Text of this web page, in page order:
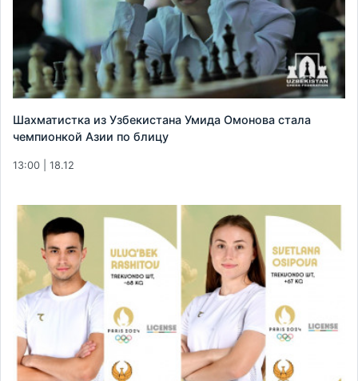
Шахматистка из Узбекистана Умида Омонова стала
чемпионкой Азии по блицу
13:00 | 18.12